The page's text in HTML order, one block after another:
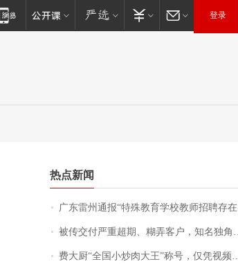
登录
热点新闻
广东雷州通报“特殊教育学校教师招聘存在违规行为”：已启动问责程序 副校长被停职
被传交付严重超期、糊弄客户，知名独角兽车企创始人回应：都没证据，将依法采取措施，“本人长期与美国交管局保持沟通，对方表示肯定”
费大厨“全国小炒肉大王”称号，仅凭视频评出？中国烹饪协会回应